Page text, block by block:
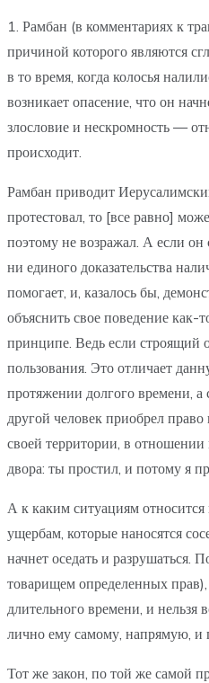
1. Рамбан (в комментариях к
причиной которого являются
в то время, когда колосья
возникает опасение, что он
злословие и нескромность —
происходит.
Рамбан приводит
протестовал, то [все равно]
поэтому не возражал. А если он
ни единого доказательства
помогает, и, казалось бы,
объяснить свое поведение как-
принципе. Ведь если строящий
пользования. Это отличает
протяжении долгого времени, а
другой человек приобрел
своей территории, в отношении
двора: ты простил, и потому я
А к каким ситуациям относится
ущербам, которые наносятся
начнет оседать и разрушаться.
товарищем определенных
длительного времени, и нельзя
лично ему самому, напрямую, и
Тот же закон, по той же самой